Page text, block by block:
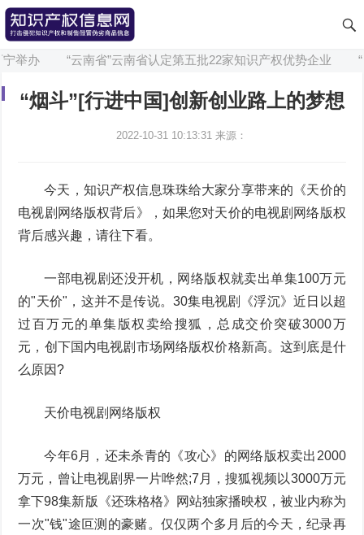
举办 “云南省”云南省认定第五批22家知识产权优势企业 “
“烟斗”[行进中国]创新创业路上的梦想
2022-10-31 10:13:31 来源：
今天，知识产权信息珠珠给大家分享带来的《天价的
电视剧网络版权背后》，如果您对天价的电视剧网络版权
背后感兴趣，请往下看。
一部电视剧还没开机，网络版权就卖出单集100万元
的"天价"，这并不是传说。30集电视剧《浮沉》近日以超
过百万元的单集版权卖给搜狐，总成交价突破3000万
元，创下国内电视剧市场网络版权价格新高。这到底是什
么原因?
天价电视剧网络版权
今年6月，还未杀青的《攻心》的网络版权卖出2000
万元，曾让电视剧界一片哗然;7月，搜狐视频以3000万元
拿下98集新版《还珠格格》网站独家播映权，被业内称为
一次"钱"途叵测的豪赌。仅仅两个多月后的今天，纪录再